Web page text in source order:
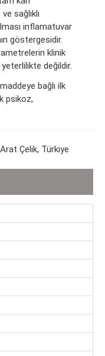
sağlıklı
inflamatuvar
göstergesidir.
klinik
değildir.
bağlı ilk
psikoz,
Çelik, Türkiye